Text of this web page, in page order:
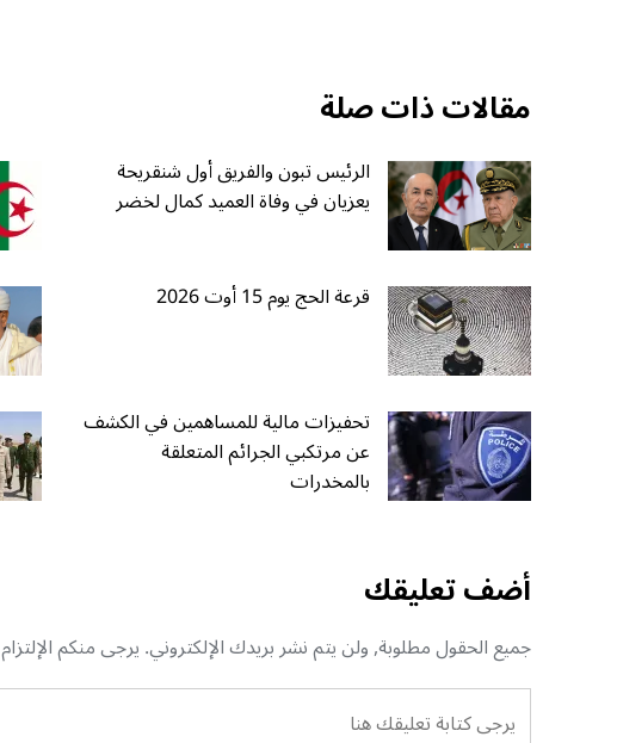
مقالات ذات صلة
الرئيس تبون والفريق أول شنقريحة
يعزيان في وفاة العميد كمال لخضر
قرعة الحج يوم 15 أوت 2026
تحفيزات مالية للمساهمين في الكشف
عن مرتكبي الجرائم المتعلقة
بالمخدرات
أضف تعليقك
جميع الحقول مطلوبة, ولن يتم نشر بريدك الإلكتروني. يرجى منكم الإلتزام